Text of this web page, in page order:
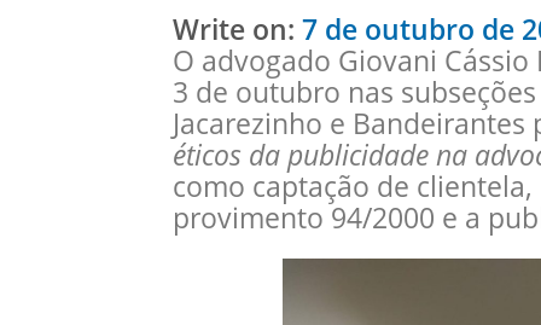
Write on: 7 de outubro de
O advogado Giovani
3 de outubro nas
Jacarezinho e
éticos da publicidade na
como captação de
provimento 94/2000 e a